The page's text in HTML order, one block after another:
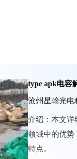
type apk电容
沧州星翰光电
介绍： 本文详
领域中的优势
特点。